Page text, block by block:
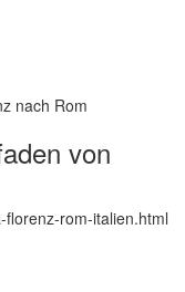
von
rom-italien.html